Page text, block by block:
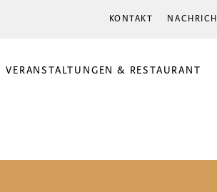
KONTAKT
VERANSTALTUNGEN & RESTAURANT